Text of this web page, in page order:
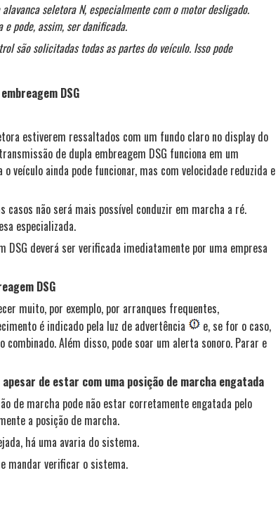
seletora N, especialmente com o motor desligado.
pode, assim, ser danificada.
são solicitadas todas as partes do veículo. Isso pode
DSG
estiverem ressaltados com um fundo claro no display do
de dupla embreagem DSG funciona em um
veículo ainda pode funcionar, mas com velocidade reduzida e
casos não será mais possível conduzir em marcha a ré.
especializada.
DSG deverá ser verificada imediatamente por uma empresa
DSG
muito, por exemplo, por arranques frequentes,
é indicado pela luz de advertência
e, se for o caso,
Além disso, pode soar um alerta sonoro. Parar e
de estar com uma posição de marcha engatada
de marcha pode não estar corretamente engatada pelo
a posição de marcha.
há uma avaria do sistema.
mandar verificar o sistema.